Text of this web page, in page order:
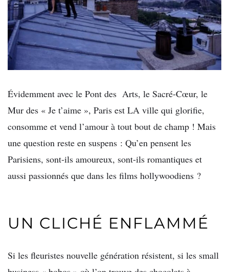
Évidemment avec le Pont des Arts, le Sacré-Cœur, le
Mur des « Je t’aime », Paris est LA ville qui glorifie,
consomme et vend l’amour à tout bout de champ ! Mais
une question reste en suspens : Qu’en pensent les
Parisiens, sont-ils amoureux, sont-ils romantiques et
aussi passionnés que dans les films hollywoodiens ?
UN CLICHÉ ENFLAMMÉ
Si les fleuristes nouvelle génération résistent, si les small